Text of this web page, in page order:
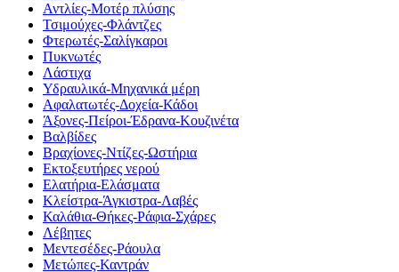
Αντλίες-Μοτέρ πλύσης
Τσιμούχες-Φλάντζες
Φτερωτές-Σαλίγκαροι
Πυκνωτές
Λάστιχα
Υδραυλικά-Mηχανικά μέρη
Αφαλατωτές-Δοχεία-Κάδοι
Άξονες-Πείροι-Έδρανα-Κουζινέτα
Βαλβίδες
Βραχίονες-Ντίζες-Ωστήρια
Εκτοξευτήρες νερού
Ελατήρια-Ελάσματα
Κλείστρα-Άγκιστρα-Λαβές
Καλάθια-Θήκες-Ράφια-Σχάρες
Λέβητες
Μεντεσέδες-Ράουλα
Μετώπες-Καντράν